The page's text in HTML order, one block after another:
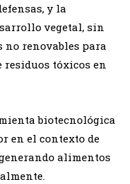
y la
vegetal, sin
no renovables para
tóxicos en
biotecnológica
en el contexto de
alimentos